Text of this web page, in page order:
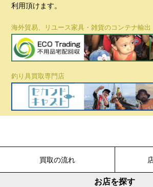
利用頂けます。
海外貿易、リユース家具・雑貨のコンテナ輸出
釣り具買取専門店
買取の流れ
お店を探す